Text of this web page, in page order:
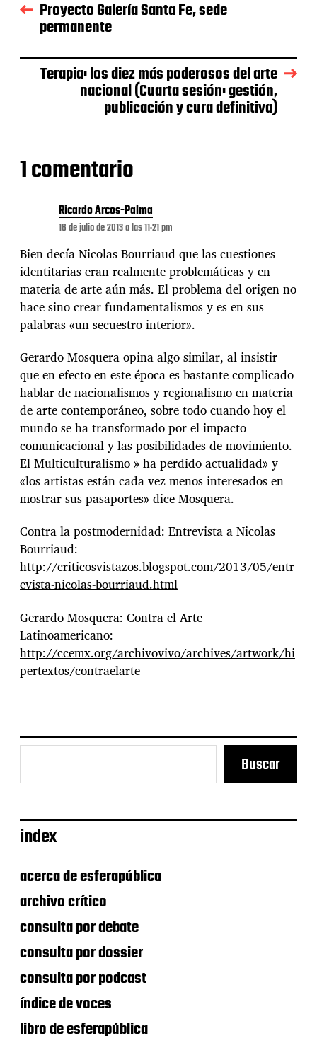
d
a
Proyecto Galería Santa Fe, sede
permanente
Terapia: los diez más poderosos del arte
nacional (Cuarta sesión: gestión,
publicación y cura definitiva)
1 comentario
Ricardo Arcos-Palma
16 de julio de 2013 a las 11:21 pm
Bien decía Nicolas Bourriaud que las cuestiones
identitarias eran realmente problemáticas y en
materia de arte aún más. El problema del origen no
hace sino crear fundamentalismos y es en sus
palabras «un secuestro interior».
Gerardo Mosquera opina algo similar, al insistir
que en efecto en este época es bastante complicado
hablar de nacionalismos y regionalismo en materia
de arte contemporáneo, sobre todo cuando hoy el
mundo se ha transformado por el impacto
comunicacional y las posibilidades de movimiento.
El Multiculturalismo » ha perdido actualidad» y
«los artistas están cada vez menos interesados en
mostrar sus pasaportes» dice Mosquera.
Contra la postmodernidad: Entrevista a Nicolas
Bourriaud:
http://criticosvistazos.blogspot.com/2013/05/entr
evista-nicolas-bourriaud.html
Gerardo Mosquera: Contra el Arte
Latinoamericano:
http://ccemx.org/archivovivo/archives/artwork/hi
pertextos/contraelarte
Buscar
index
acerca de esferapública
archivo crítico
consulta por debate
consulta por dossier
consulta por podcast
índice de voces
libro de esferapública